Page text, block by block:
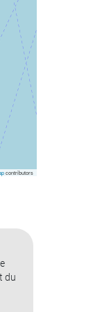
contributors
du